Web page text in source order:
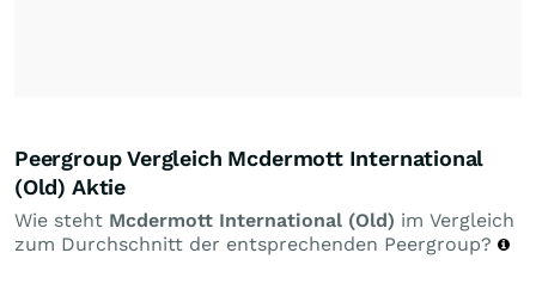
Peergroup Vergleich Mcdermott International
(Old) Aktie
Wie steht Mcdermott International (Old) im Vergleich
zum Durchschnitt der entsprechenden Peergroup?